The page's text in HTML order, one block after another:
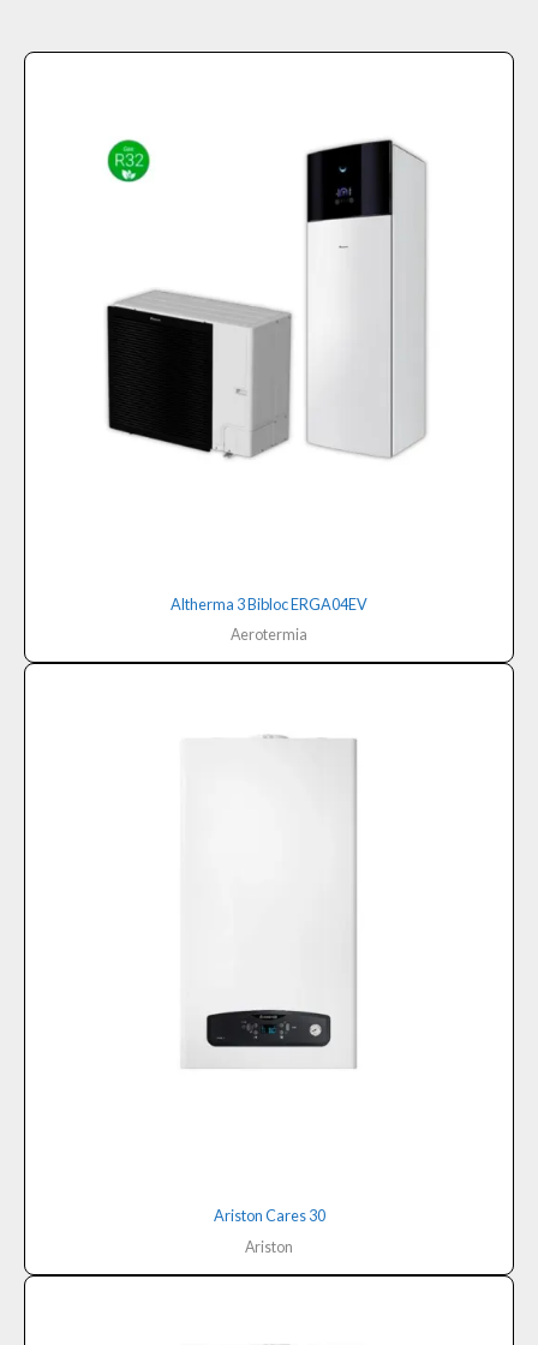
Altherma 3 Bibloc ERGA04EV
Aerotermia
Ariston Cares 30
Ariston